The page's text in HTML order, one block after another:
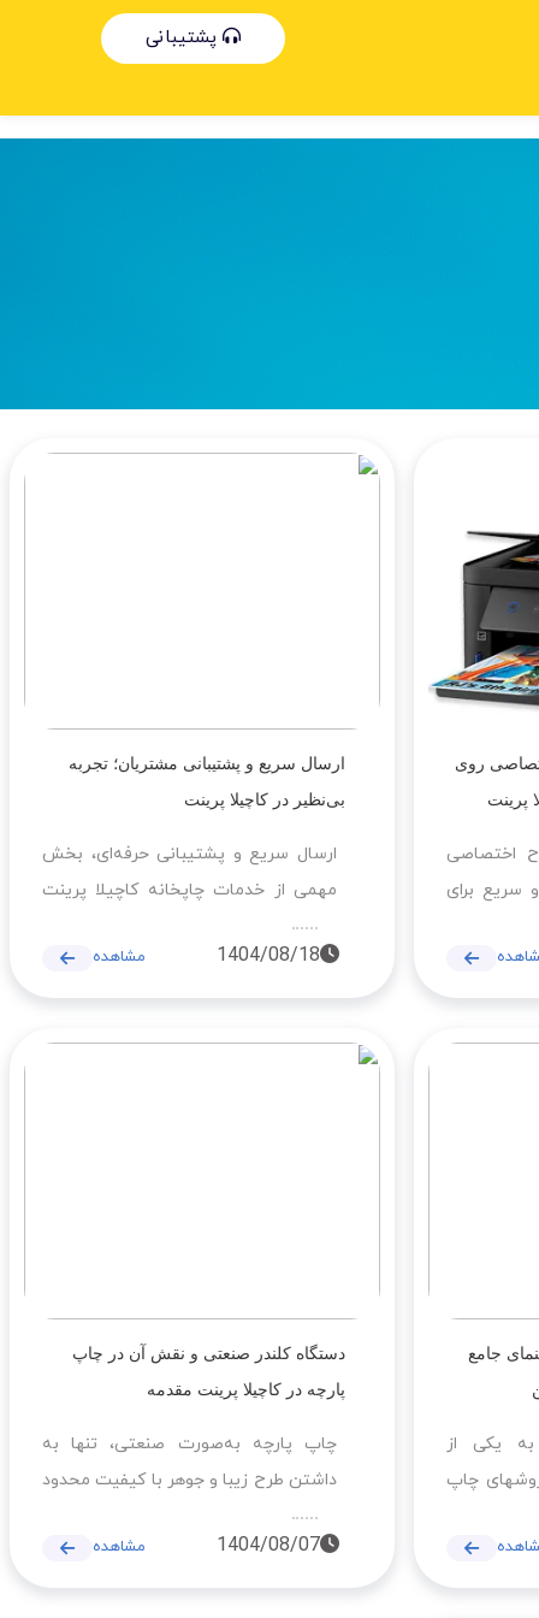
پشتیبانی
روی
پرینت
اختصاصی
سریع برای
کاچیلا
سفارش
و تجهیزات
ارسال سریع و پشتیبانی مشتریان؛ تجربه
بی‌نظیر در کاچیلا پرینت
ارسال سریع و پشتیبانی حرفه‌ای، بخش
مهمی از خدمات چاپخانه کاچیلا پرینت
است. مشتریان با استفاده از سیستم
سفارش آنلاین، پیش‌نمایش طرح و
پیگیری لحظه‌ای، تجربه‌ای راحت، سریع و
1404/08/18 مشاهده
جامع
به یکی از
روشهای چاپ
لیوان،
تبدیل شده
چیست؟
دستگاه کلندر صنعتی و نقش آن در چاپ
پارچه در کاچیلا پرینت مقدمه
چاپ پارچه به‌صورت صنعتی، تنها به
داشتن طرح زیبا و جوهر با کیفیت محدود
نمی‌شود. انتخاب و به‌کارگیری تجهیزات
مناسب، عامل تعیین‌کننده در کیفیت و
دوام چاپ است. دستگاه کلندر صنعتی
1404/08/07 مشاهده